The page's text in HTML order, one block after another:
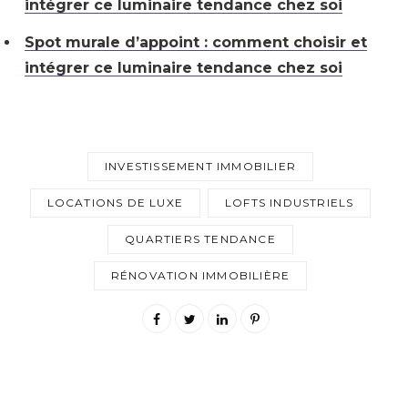
intégrer ce luminaire tendance chez soi
Spot murale d’appoint : comment choisir et
intégrer ce luminaire tendance chez soi
INVESTISSEMENT IMMOBILIER
LOCATIONS DE LUXE LOFTS INDUSTRIELS
QUARTIERS TENDANCE
RÉNOVATION IMMOBILIÈRE